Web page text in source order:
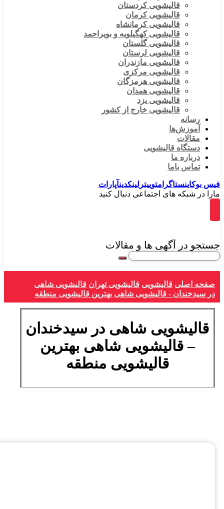
قالیشویی کردستان
قالیشویی کرمان
قالیشویی کرمانشاه
قالیشویی کهگیلویه و بویراحمد
قالیشویی گلستان
قالیشویی لرستان
قالیشویی مازندران
قالیشویی مرکزی
قالیشویی هرمزگان
قالیشویی همدان
قالیشویی یزد
قالیشویی خارج از کشور
رسانه
آموزش‌ها
مقالات
دستگاه قالیشویی
درباره ما
تماس باما
فیس بوکاینستاگرامتوییتر لینکدینآپارات
مارا در شبکه های اجتماعی دنبال کنید
جستجو در آگهی ها و مقالات
صفحه اصلی قالیشویی قالیشویی تهران قالیشویی شاهی
در سیدخندان - قالیشویی شاهی بهترین قالیشویی منطقه
قالیشویی شاهی در سیدخندان
– قالیشویی شاهی بهترین
قالیشویی منطقه